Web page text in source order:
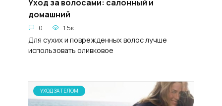
Уход за волосами: салонный и
домашний
0 1.5к.
Для сухих и поврежденных волос лучше
использовать оливковое
УХОД ЗА ТЕЛОМ